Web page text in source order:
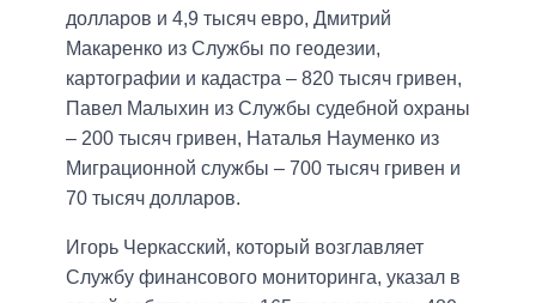
долларов и 4,9 тысяч евро, Дмитрий
Макаренко из Службы по геодезии,
картографии и кадастра – 820 тысяч гривен,
Павел Малыхин из Службы судебной охраны
– 200 тысяч гривен, Наталья Науменко из
Миграционной службы – 700 тысяч гривен и
70 тысяч долларов.
Игорь Черкасский, который возглавляет
Службу финансового мониторинга, указал в